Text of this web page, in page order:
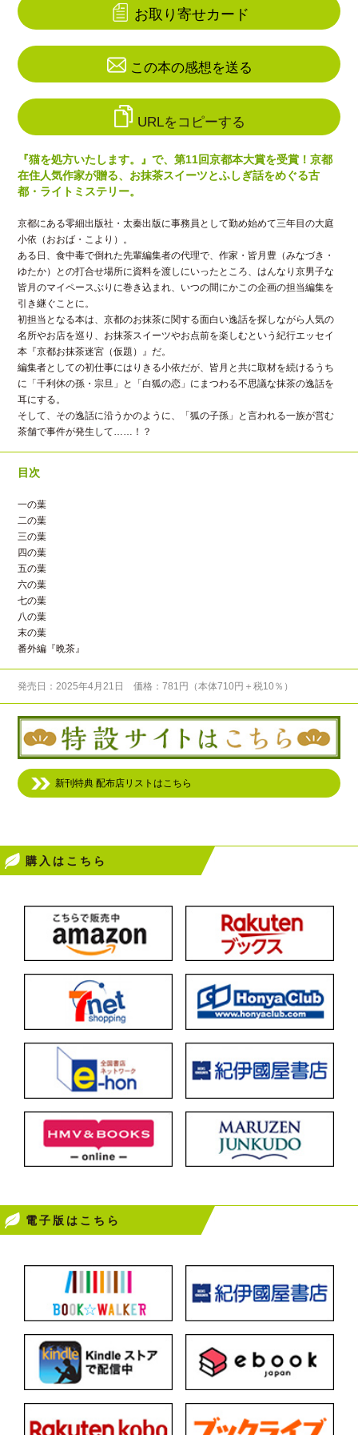
お取り寄せカード
この本の感想を送る
URLをコピーする
『猫を処方いたします。』で、第11回京都本大賞を受賞！京都
在住人気作家が贈る、お抹茶スイーツとふしぎ話をめぐる古
都・ライトミステリー。
京都にある零細出版社・太秦出版に事務員として勤め始めて三年目の大庭
小依（おおば・こより）。
ある日、食中毒で倒れた先輩編集者の代理で、作家・皆月豊（みなづき・
ゆたか）との打合せ場所に資料を渡しにいったところ、はんなり京男子な
皆月のマイペースぶりに巻き込まれ、いつの間にかこの企画の担当編集を
引き継ぐことに。
初担当となる本は、京都のお抹茶に関する面白い逸話を探しながら人気の
名所やお店を巡り、お抹茶スイーツやお点前を楽しむという紀行エッセイ
本『京都お抹茶迷宮（仮題）』だ。
編集者としての初仕事にはりきる小依だが、皆月と共に取材を続けるうち
に「千利休の孫・宗旦」と「白狐の恋」にまつわる不思議な抹茶の逸話を
耳にする。
そして、その逸話に沿うかのように、「狐の子孫」と言われる一族が営む
茶舗で事件が発生して……！？
目次
一の葉
二の葉
三の葉
四の葉
五の葉
六の葉
七の葉
八の葉
末の葉
番外編『晩茶』
発売日：2025年4月21日 価格：781円（本体710円＋税10％）
新刊特典 配布店リストはこちら
購入はこちら
電子版はこちら